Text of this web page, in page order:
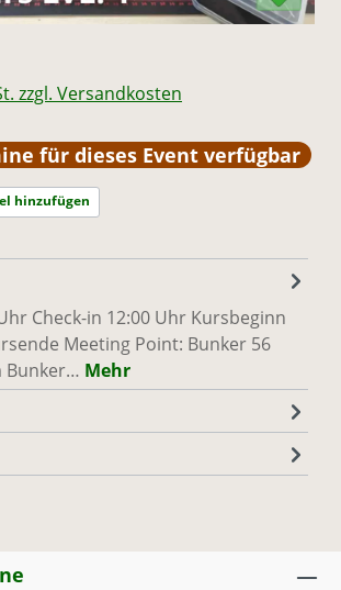
zzgl. Versandkosten
für dieses Event verfügbar
hinzufügen
Check-in 12:00 Uhr Kursbeginn
Meeting Point: Bunker 56
Bunker… Mehr